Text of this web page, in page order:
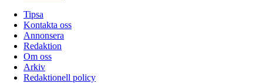
Tipsa
Kontakta oss
Annonsera
Redaktion
Om oss
Arkiv
Redaktionell policy